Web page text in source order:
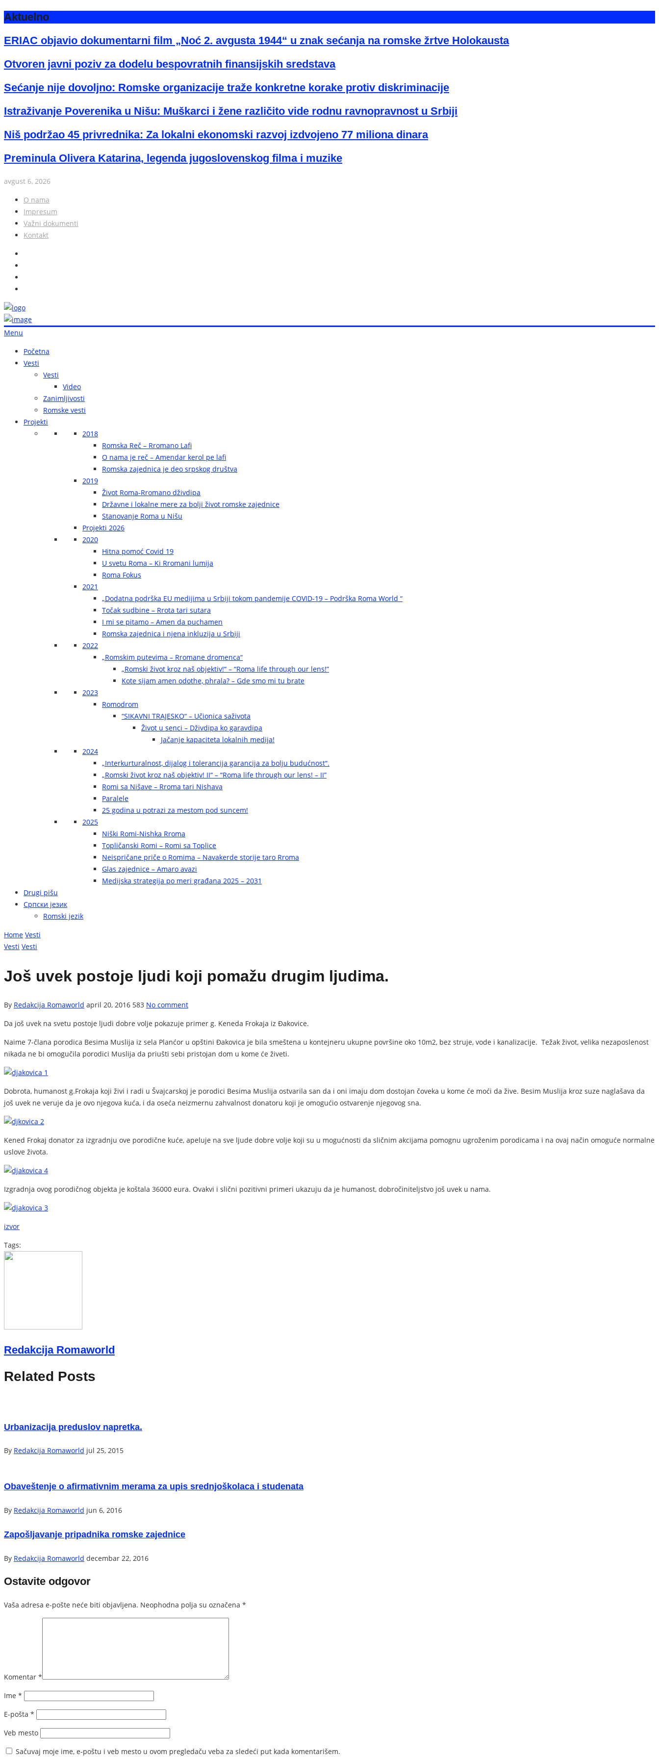
Aktuelno
ERIAC objavio dokumentarni film „Noć 2. avgusta 1944“ u znak sećanja na romske žrtve Holokausta
Otvoren javni poziv za dodelu bespovratnih finansijskih sredstava
Sećanje nije dovoljno: Romske organizacije traže konkretne korake protiv diskriminacije
Istraživanje Poverenika u Nišu: Muškarci i žene različito vide rodnu ravnopravnost u Srbiji
Niš podržao 45 privrednika: Za lokalni ekonomski razvoj izdvojeno 77 miliona dinara
Preminula Olivera Katarina, legenda jugoslovenskog filma i muzike
avgust 6, 2026
O nama
Impresum
Važni dokumenti
Kontakt
Menu
Početna
Vesti
Vesti
Video
Zanimljivosti
Romske vesti
Projekti
2018
Romska Reč – Rromano Lafi
O nama je reč – Amendar kerol pe lafi
Romska zajednica je deo srpskog društva
2019
Život Roma-Rromano dživdipa
Državne i lokalne mere za bolji život romske zajednice
Stanovanje Roma u Nišu
Projekti 2026
2020
Hitna pomoć Covid 19
U svetu Roma – Ki Rromani lumija
Roma Fokus
2021
„Dodatna podrška EU medijima u Srbiji tokom pandemije COVID-19 – Podrška Roma World “
Točak sudbine – Rrota tari sutara
I mi se pitamo – Amen da puchamen
Romska zajednica i njena inkluzija u Srbiji
2022
„Romskim putevima – Rromane dromenca“
„Romski život kroz naš objektiv!“ – “Roma life through our lens!”
Kote sijam amen odothe, phrala? – Gde smo mi tu brate
2023
Romodrom
“SIKAVNI TRAJESKO“ – Učionica saživota
Život u senci – Dživdipa ko garavdipa
Jačanje kapaciteta lokalnih medija!
2024
„Interkurturalnost, dijalog i tolerancija garancija za bolju budućnost“.
„Romski život kroz naš objektiv! II“ – “Roma life through our lens! – II”
Romi sa Nišave – Rroma tari Nishava
Paralele
25 godina u potrazi za mestom pod suncem!
2025
Niški Romi-Nishka Rroma
Topličanski Romi – Romi sa Toplice
Neispričane priče o Romima – Navakerde storije taro Rroma
Glas zajednice – Amaro avazi
Medijska strategija po meri građana 2025 – 2031
Drugi pišu
Српски језик
Romski jezik
Home Vesti
Vesti Vesti
Još uvek postoje ljudi koji pomažu drugim ljudima.
By Redakcija Romaworld april 20, 2016 583 No comment
Da još uvek na svetu postoje ljudi dobre volje pokazuje primer g. Keneda Frokaja iz Đakovice.
Naime 7-člana porodica Besima Muslija iz sela Planćor u opštini Đakovica je bila smeštena u kontejneru ukupne površine oko 10m2, bez struje, vode i kanalizacije. Težak život, velika nezaposlenost
nikada ne bi omogučila porodici Muslija da priušti sebi pristojan dom u kome će živeti.
Dobrota, humanost g.Frokaja koji živi i radi u Švajcarskoj je porodici Besima Muslija ostvarila san da i oni imaju dom dostojan čoveka u kome će moći da žive. Besim Muslija kroz suze naglašava da
još uvek ne veruje da je ovo njegova kuća, i da oseća neizmernu zahvalnost donatoru koji je omogućio ostvarenje njegovog sna.
Kened Frokaj donator za izgradnju ove porodične kuće, apeluje na sve ljude dobre volje koji su u mogućnosti da sličnim akcijama pomognu ugroženim porodicama i na ovaj način omoguće normalne
uslove života.
Izgradnja ovog porodičnog objekta je koštala 36000 eura. Ovakvi i slični pozitivni primeri ukazuju da je humanost, dobročiniteljstvo još uvek u nama.
izvor
Tags:
Redakcija Romaworld
Related Posts
Urbanizacija preduslov napretka.
By Redakcija Romaworld jul 25, 2015
Obaveštenje o afirmativnim merama za upis srednjoškolaca i studenata
By Redakcija Romaworld jun 6, 2016
Zapošljavanje pripadnika romske zajednice
By Redakcija Romaworld decembar 22, 2016
Ostavite odgovor
Vaša adresa e-pošte neće biti objavljena. Neophodna polja su označena *
Komentar *
Ime *
E-pošta *
Veb mesto
Sačuvaj moje ime, e-poštu i veb mesto u ovom pregledaču veba za sledeći put kada komentarišem.